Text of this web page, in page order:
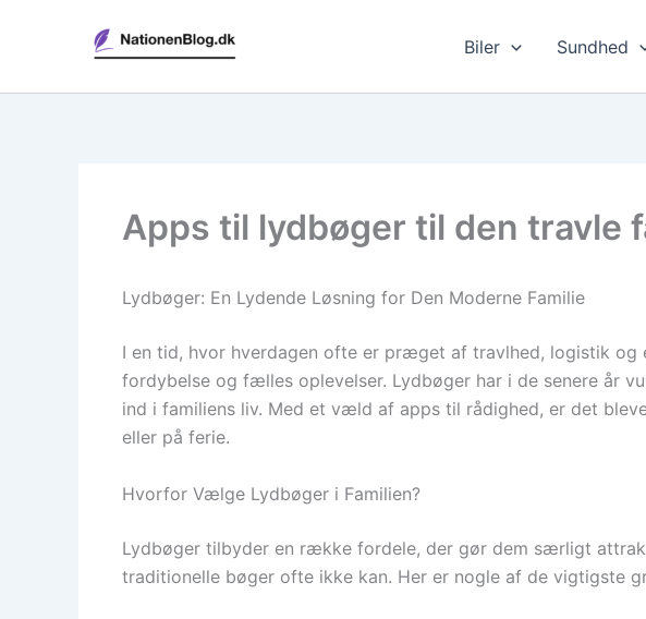
Biler Sundhed
Apps til lydbøger til den travle
Lydbøger: En Lydende Løsning for Den Moderne Familie
I en tid, hvor hverdagen ofte er præget af travlhed, logistik
fordybelse og fælles oplevelser. Lydbøger har i de senere år
ind i familiens liv. Med et væld af apps til rådighed, er det
eller på ferie.
Hvorfor Vælge Lydbøger i Familien?
Lydbøger tilbyder en række fordele, der gør dem særligt
traditionelle bøger ofte ikke kan. Her er nogle af de vigtigste